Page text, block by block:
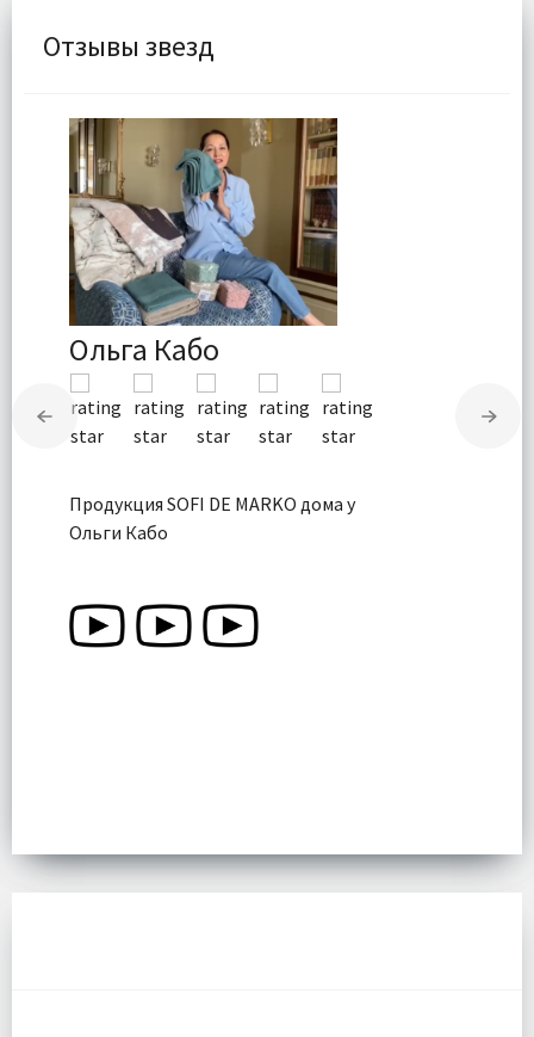
Отзывы звезд
Ольга Кабо
Продукция SOFI DE MARKO дома у
Ольги Кабо